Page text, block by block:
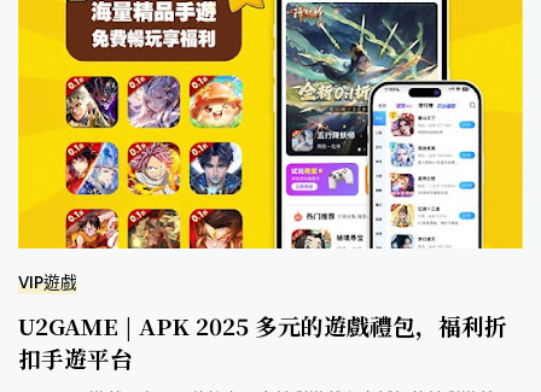
VIP遊戲
U2GAME | APK 2025 多元的遊戲禮包，福利折
扣手遊平台